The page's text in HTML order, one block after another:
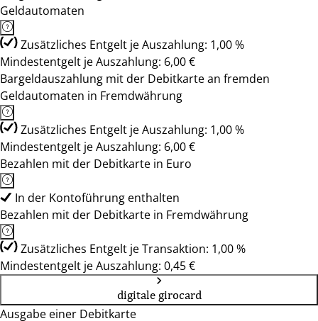
Geldautomaten
Zusätzliches Entgelt je Auszahlung: 1,00 %
Mindestentgelt je Auszahlung: 6,00 €
Bargeldauszahlung mit der Debitkarte an fremden
Geldautomaten in Fremdwährung
Zusätzliches Entgelt je Auszahlung: 1,00 %
Mindestentgelt je Auszahlung: 6,00 €
Bezahlen mit der Debitkarte in Euro
In der Kontoführung enthalten
Bezahlen mit der Debitkarte in Fremdwährung
Zusätzliches Entgelt je Transaktion: 1,00 %
Mindestentgelt je Auszahlung: 0,45 €
digitale girocard
Ausgabe einer Debitkarte